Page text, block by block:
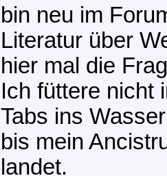
bin neu im
Literatur über
hier mal die
Ich füttere nicht
Tabs ins
bis mein
landet.